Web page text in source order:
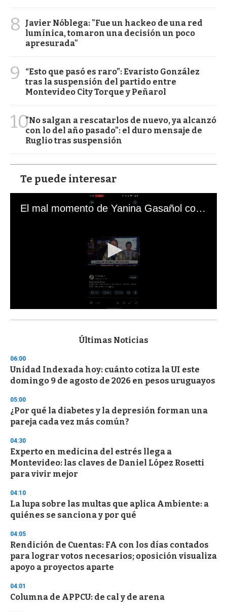
8
Javier Nóblega: "Fue un hackeo de una red
lumínica, tomaron una decisión un poco
apresurada"
9
“Esto que pasó es raro”: Evaristo González
tras la suspensión del partido entre
Montevideo City Torque y Peñarol
10"No salgan a rescatarlos de nuevo, ya alcanzó
con lo del año pasado": el duro mensaje de
Ruglio tras suspensión
Te puede interesar
El mal momento de Yanina Gasañol con un hincha argentino en "Subrayado"
s
d
s
o
f
3
s
e
c
n
d
s
Últimas Noticias
06:00
Unidad Indexada hoy: cuánto cotiza la UI este
domingo 9 de agosto de 2026 en pesos uruguayos
05:00
¿Por qué la diabetes y la depresión forman una
pareja cada vez más común?
04:30
Experto en medicina del estrés llega a
Montevideo: las claves de Daniel López Rosetti
para vivir mejor
04:10
La lupa sobre las multas que aplica Ambiente: a
quiénes se sanciona y por qué
04:05
Rendición de Cuentas: FA con los días contados
para lograr votos necesarios; oposición visualiza
apoyo a proyectos aparte
04:01
Columna de APPCU: de cal y de arena